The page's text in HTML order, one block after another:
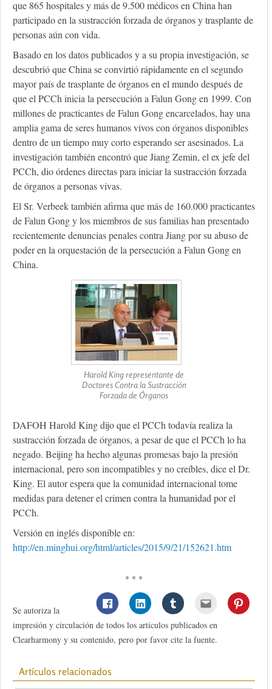
que 865 hospitales y más de 9.500 médicos en China han
participado en la sustracción forzada de órganos y trasplante de
personas aún con vida.
Basado en los datos publicados y a su propia investigación, se
descubrió que China se convirtió rápidamente en el segundo
mayor país de trasplante de órganos en el mundo después de
que el PCCh inicia la persecución a Falun Gong en 1999. Con
millones de practicantes de Falun Gong encarcelados, hay una
amplia gama de seres humanos vivos con órganos disponibles
dentro de un tiempo muy corto esperando ser asesinados. La
investigación también encontró que Jiang Zemin, el ex jefe del
PCCh, dio órdenes directas para iniciar la sustracción forzada
de órganos a personas vivas.
El Sr. Verbeek también afirma que más de 160.000 practicantes
de Falun Gong y los miembros de sus familias han presentado
recientemente denuncias penales contra Jiang por su abuso de
poder en la orquestación de la persecución a Falun Gong en
China.
Harold King representante de
Doctores Contra la Sustracción
Forzada de Órganos
DAFOH Harold King dijo que el PCCh todavía realiza la
sustracción forzada de órganos, a pesar de que el PCCh lo ha
negado. Beijing ha hecho algunas promesas bajo la presión
internacional, pero son incompatibles y no creíbles, dice el Dr.
King. El autor espera que la comunidad internacional tome
medidas para detener el crimen contra la humanidad por el
PCCh.
Versión en inglés disponible en:
http://en.minghui.org/html/articles/2015/9/21/152621.htm
* * *
Se autoriza la
impresión y circulación de todos los artículos publicados en
Clearharmony y su contenido, pero por favor cite la fuente.
Artículos relacionados